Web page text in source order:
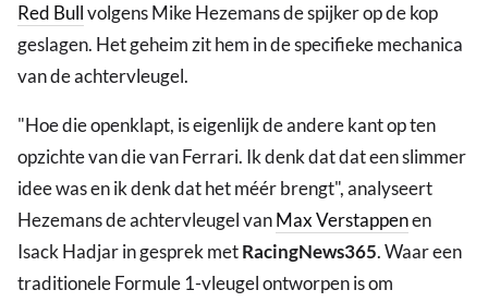
Red Bullvolgens Mike Hezemans de spijker op de kop
geslagen. Het geheim zit hem in de specifieke mechanica
van de achtervleugel.
"Hoe die openklapt, is eigenlijk de andere kant op ten
opzichte van die van Ferrari. Ik denk dat dat een slimmer
idee was en ik denk dat het méér brengt", analyseert
Hezemans de achtervleugel vanMax Verstappenen
Isack Hadjar in gesprek metRacingNews365. Waar een
traditionele Formule 1-vleugel ontworpen is om